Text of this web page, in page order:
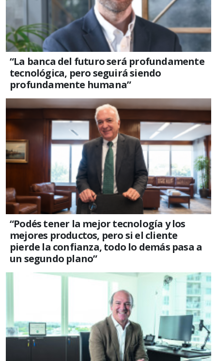
“La banca del futuro será profundamente
tecnológica, pero seguirá siendo
profundamente humana”
“Podés tener la mejor tecnología y los
mejores productos, pero si el cliente
pierde la confianza, todo lo demás pasa a
un segundo plano”